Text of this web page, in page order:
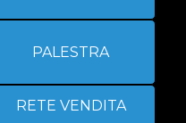
PALESTRA
RETE VENDITA